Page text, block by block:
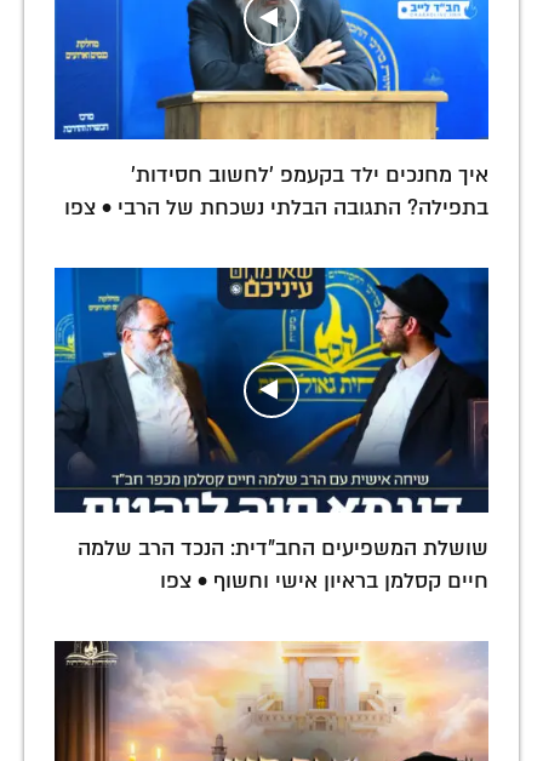
איך מחנכים ילד בקעמפ 'לחשוב חסידות'
בתפילה? התגובה הבלתי נשכחת של הרבי • צפו
שושלת המשפיעים החב"דית: הנכד הרב שלמה
חיים קסלמן בראיון אישי וחשוף • צפו